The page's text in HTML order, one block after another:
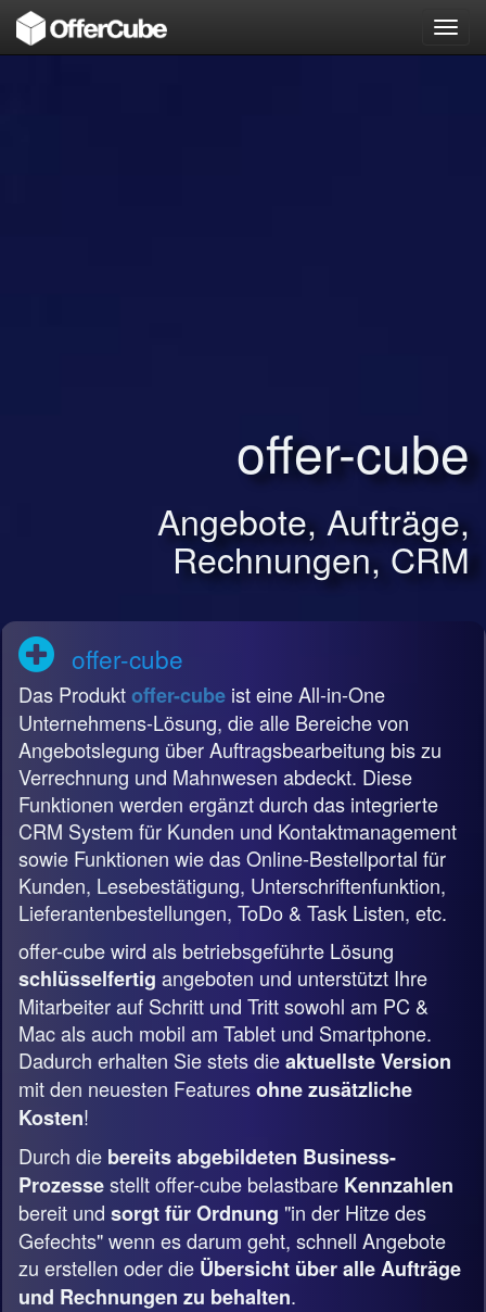
offer-cube
Angebote, Aufträge,
Rechnungen, CRM
offer-cube
Das Produktoffer-cube ist eine All-in-One
Unternehmens-Lösung, die alle Bereiche von
Angebotslegung über Auftragsbearbeitung bis zu
Verrechnung und Mahnwesen abdeckt. Diese
Funktionen werden ergänzt durch das integrierte
CRM System für Kunden und Kontaktmanagement
sowie Funktionen wie das Online-Bestellportal für
Kunden, Lesebestätigung, Unterschriftenfunktion,
Lieferantenbestellungen, ToDo & Task Listen, etc.
offer-cube wird als betriebsgeführte Lösung
schlüsselfertig angeboten und unterstützt Ihre
Mitarbeiter auf Schritt und Tritt sowohl am PC &
Mac als auch mobil am Tablet und Smartphone.
Dadurch erhalten Sie stets dieaktuellste Version
mit den neuesten Featuresohne zusätzliche
Kosten!
Durch die bereits abgebildeten Business-
Prozessestellt offer-cube belastbare Kennzahlen
bereit und sorgt für Ordnung "in der Hitze des
Gefechts" wenn es darum geht, schnell Angebote
zu erstellen oder die Übersicht über alle Aufträge
und Rechnungen zu behalten.